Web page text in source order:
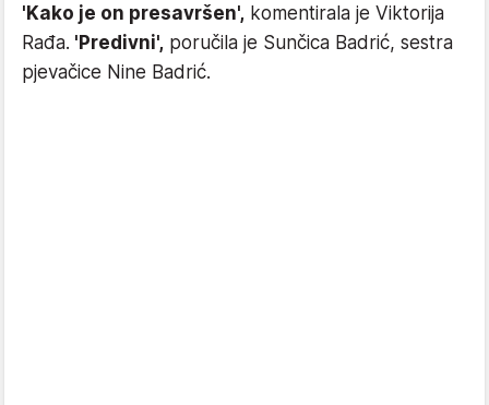
'Kako je on presavršen', komentirala je Viktorija
Rađa. 'Predivni', poručila je Sunčica Badrić, sestra
pjevačice Nine Badrić.